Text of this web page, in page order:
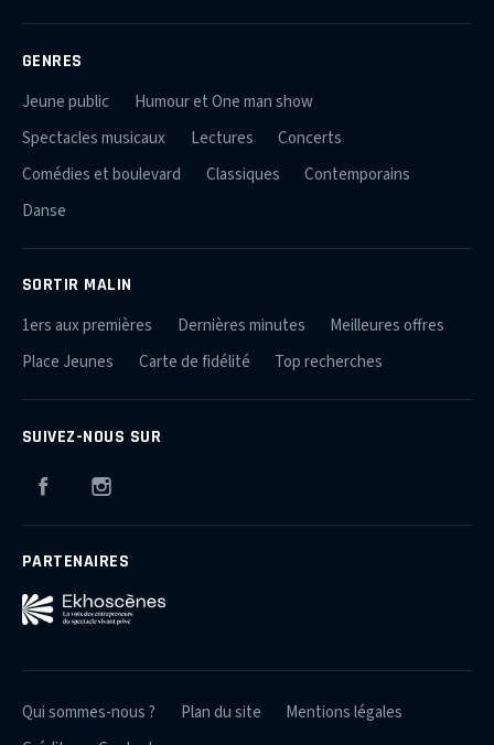
GENRES
Jeune public
Humour et One man show
Spectacles musicaux
Lectures
Concerts
Comédies et boulevard
Classiques
Contemporains
Danse
SORTIR MALIN
1ers aux premières Dernières minutes
Meilleures offres
Place Jeunes
Carte de fidélité Top recherches
SUIVEZ-NOUS SUR
Facebook
PARTENAIRES
Qui sommes-nous ? Plan du site
Mentions légales